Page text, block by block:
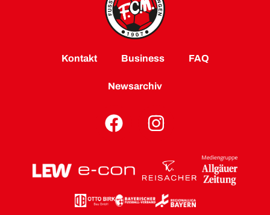
Kontakt Business FAQ
Newsarchiv